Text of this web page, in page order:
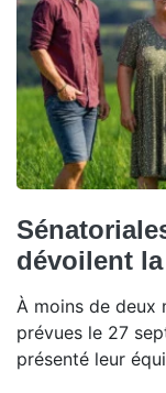
dévoilent
À moins de deux
prévues le 27
présenté leur